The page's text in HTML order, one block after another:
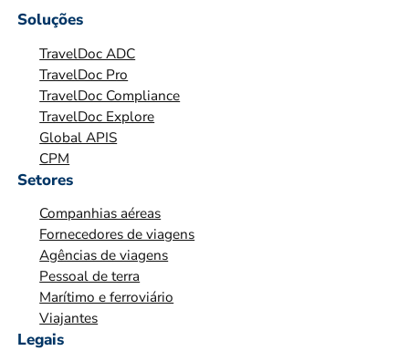
N
O
*
Soluções
TravelDoc ADC
TravelDoc Pro
TravelDoc Compliance
TravelDoc Explore
Global APIS
CPM
Setores
Companhias aéreas
Fornecedores de viagens
Agências de viagens
Pessoal de terra
Marítimo e ferroviário
Viajantes
Legais